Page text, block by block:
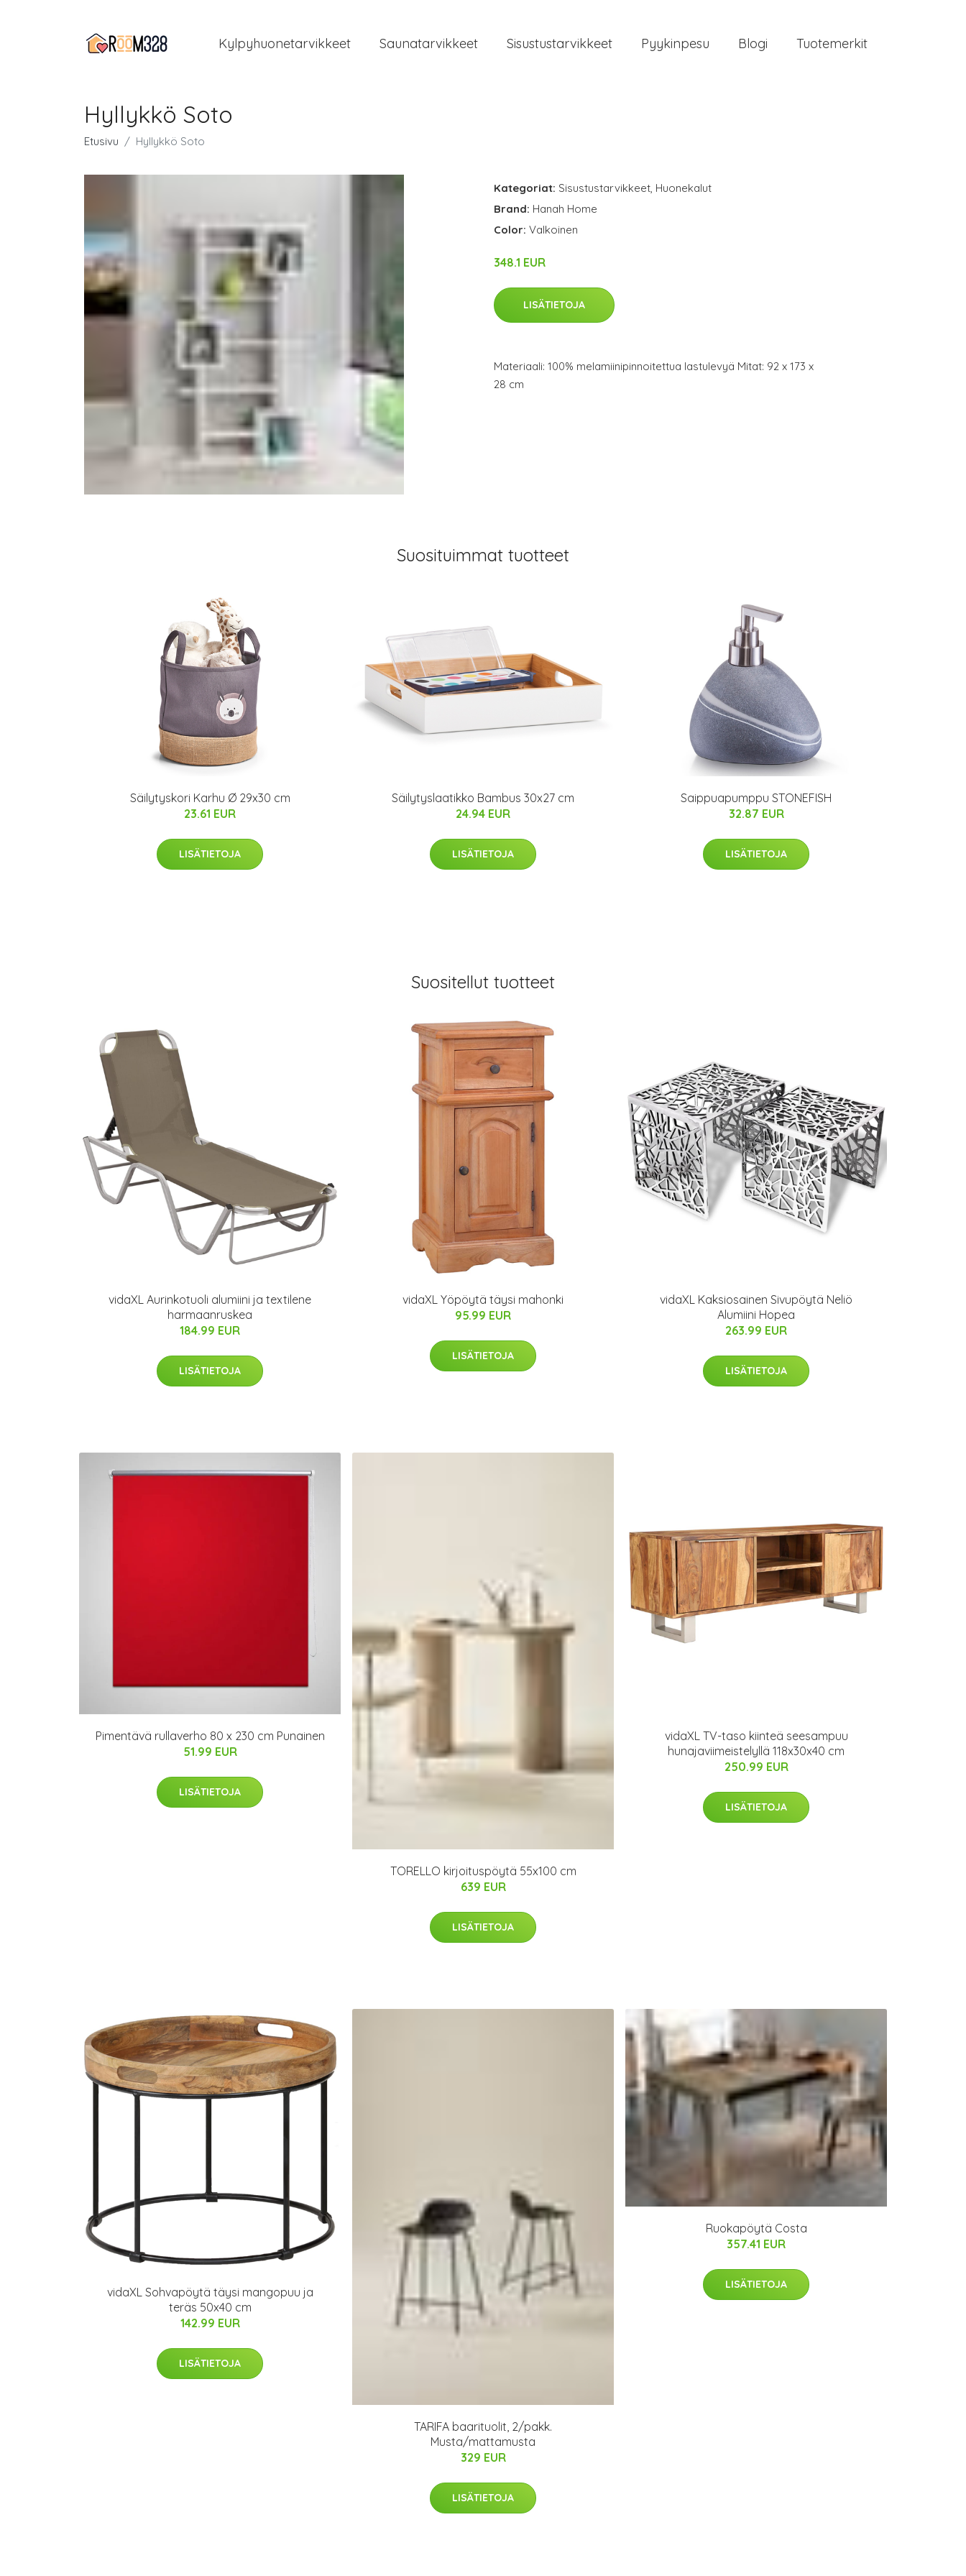
Kylpyhuonetarvikkeet Saunatarvikkeet Sisustustarvikkeet Pyykinpesu Blogi Tuotemerkit
Hyllykkö Soto
Etusivu Hyllykkö Soto
Kategoriat: Sisustustarvikkeet, Huonekalut
Brand: Hanah Home
Color: Valkoinen
348.1 EUR
LISÄTIETOJA
Materiaali: 100% melamiinipinnoitettua lastulevyä Mitat: 92 x 173 x
28 cm
Suosituimmat tuotteet
Säilytyskori Karhu Ø 29x30 cm
23.61 EUR
LISÄTIETOJA
Säilytyslaatikko Bambus 30x27 cm
24.94 EUR
LISÄTIETOJA
Saippuapumppu STONEFISH
32.87 EUR
LISÄTIETOJA
Suositellut tuotteet
vidaXL Aurinkotuoli alumiini ja textilene
harmaanruskea
184.99 EUR
LISÄTIETOJA
vidaXL Yöpöytä täysi mahonki
95.99 EUR
LISÄTIETOJA
vidaXL Kaksiosainen Sivupöytä Neliö
Alumiini Hopea
263.99 EUR
LISÄTIETOJA
Pimentävä rullaverho 80 x 230 cm Punainen
51.99 EUR
LISÄTIETOJA
TORELLO kirjoituspöytä 55x100 cm
639 EUR
LISÄTIETOJA
vidaXL TV-taso kiinteä seesampuu
hunajaviimeistelyllä 118x30x40 cm
250.99 EUR
LISÄTIETOJA
vidaXL Sohvapöytä täysi mangopuu ja
teräs 50x40 cm
142.99 EUR
LISÄTIETOJA
TARIFA baarituolit, 2/pakk.
Musta/mattamusta
329 EUR
LISÄTIETOJA
Ruokapöytä Costa
357.41 EUR
LISÄTIETOJA